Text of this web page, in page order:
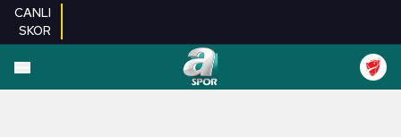
CANLI
SKOR